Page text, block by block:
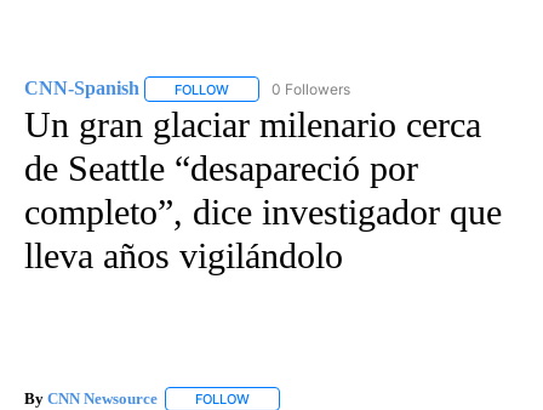
CNN-Spanish FOLLOW FOLLOW "CNN-SPANISH" TO RECEIVE
0 Followers
Un gran glaciar milenario cerca
de Seattle “desapareció por
completo”, dice investigador que
lleva años vigilándolo
By CNN Newsource FOLLOW